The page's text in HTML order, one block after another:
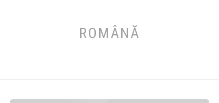
ROMÂNĂ